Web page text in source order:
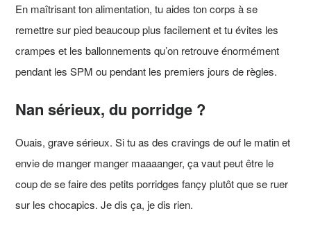
En maîtrisant ton alimentation, tu aides ton corps à se
remettre sur pied beaucoup plus facilement et tu évites les
crampes et les ballonnements qu’on retrouve énormément
pendant les SPM ou pendant les premiers jours de règles.
Nan sérieux, du porridge ?
Ouais, grave sérieux. Si tu as des cravings de ouf le matin et
envie de manger manger maaaanger, ça vaut peut être le
coup de se faire des petits porridges fançy plutôt que se ruer
sur les chocapics. Je dis ça, je dis rien.